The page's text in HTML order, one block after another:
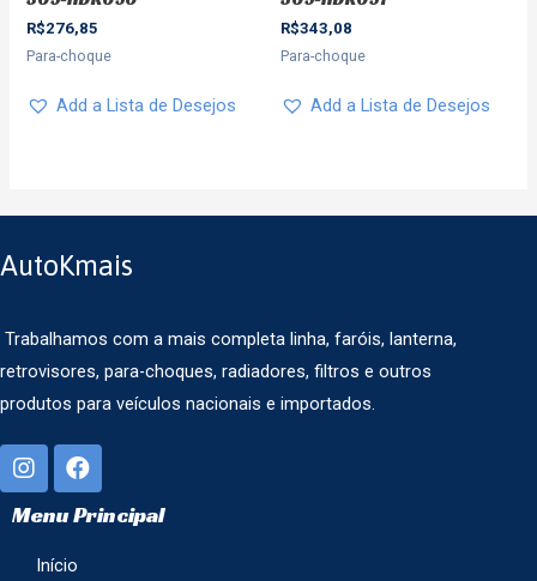
R$276,85
Para-choque
Add a Lista de Desejos
R$343,08
Para-choque
Add a Lista de Desejos
AutoKmais
Trabalhamos com a mais completa linha, faróis, lanterna,
retrovisores, para-choques, radiadores, filtros e outros
produtos para veículos nacionais e importados.
Menu Principal
Início